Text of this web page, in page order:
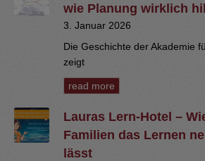
wie Planung wirklich
3. Januar 2026
Die Geschichte der Akademie
zeigt
read more
Lauras Lern-Hotel –
Familien das Lernen
lässt